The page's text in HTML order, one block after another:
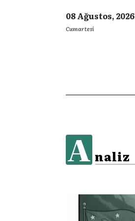
08 Ağustos, 2026
Cumartesi
A naliz